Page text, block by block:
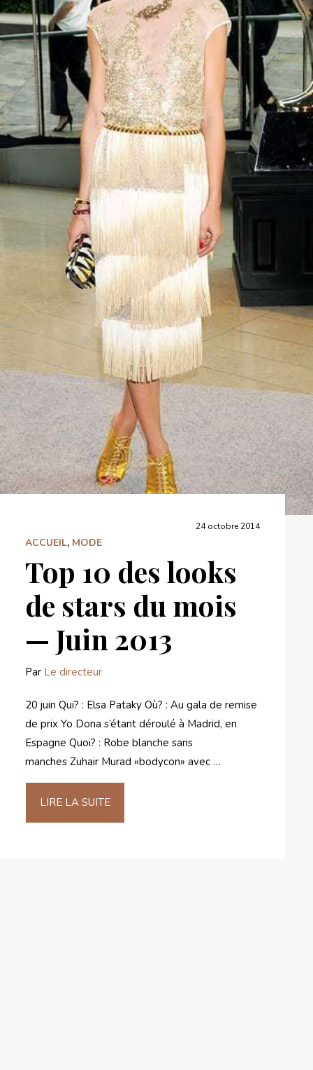
24 octobre 2014
ACCUEIL, MODE
Top 10 des looks
de stars du mois
— Juin 2013
Par Le directeur
20 juin Qui? : Elsa Pataky Où? : Au gala de remise
de prix Yo Dona s’étant déroulé à Madrid, en
Espagne Quoi? : Robe blanche sans
manches Zuhair Murad «bodycon» avec …
LIRE LA SUITE